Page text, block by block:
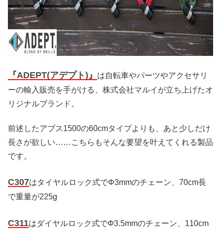
『ADEPT(アデプト)』
は自転車やパーツやアクセサリ
ーの輸入販売を手がける、株式会社マルイが立ち上げたオ
リジナルブランド。
前述したアブス1500の60cmタイプよりも、あと少しだけ
長さが欲しい……こちらもそんな要望を叶えてくれる製品
です。
C307はタイヤルロック式でΦ3mmのチェーン、70cm長
で重量が225g
C311はダイヤルロック式でΦ3.5mmのチェーン、110cm